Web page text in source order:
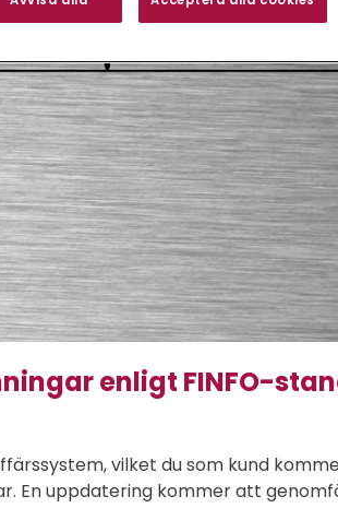
enligt FINFO-
vilket du som kund
En uppdatering kommer att